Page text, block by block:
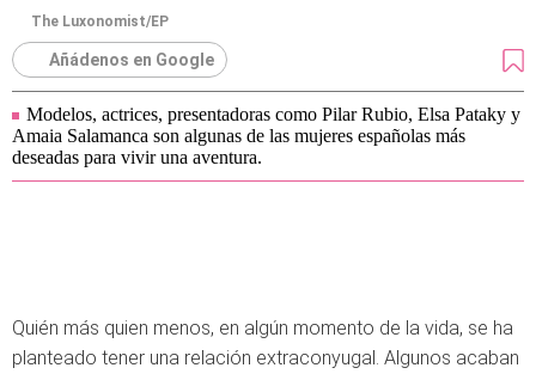
The Luxonomist/EP
Añádenos en Google
Modelos, actrices, presentadoras como Pilar Rubio, Elsa Pataky y
Amaia Salamanca son algunas de las mujeres españolas más
deseadas para vivir una aventura.
Quién más quien menos, en algún momento de la vida, se ha
planteado tener una relación extraconyugal. Algunos acaban